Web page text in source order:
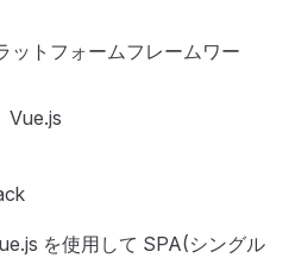
ットフォームフレームワー
Vue.js
を使用して SPA(シングル